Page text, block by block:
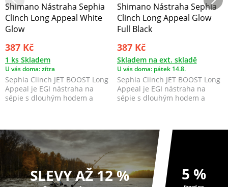
Shimano Nástraha Sephia
Clinch Long Appeal White
Glow
387 Kč
1 ks Skladem
U vás doma: zítra
Sephia Clinch JET BOOST Long
Appeal je EGI nástraha na
sépie s dlouhým hodem a
Shimano Nástraha Sephia
Clinch Long Appeal Glow
Full Black
387 Kč
Skladem na ext. skladě
U vás doma: pátek 14.8.
Sephia Clinch JET BOOST Long
Appeal je EGI nástraha na
sépie s dlouhým hodem a
SLEVY AŽ 12 % 5 %